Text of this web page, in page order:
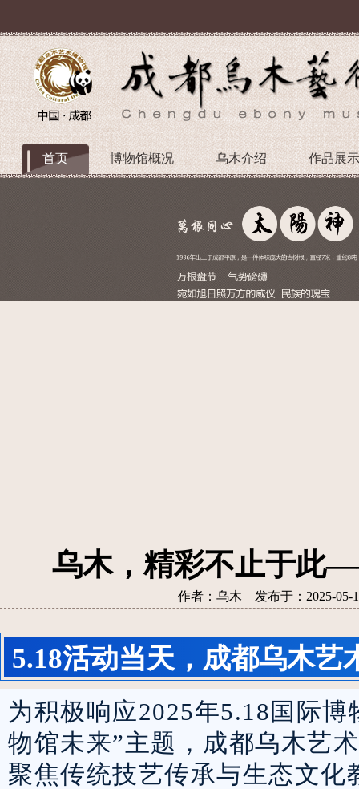
首页 博物馆概况 乌木介绍 作品展示
乌木，精彩不止于此
作者：乌木 发布于：2025-
5.18活动当天，成都乌木艺
为积极响应2025年5.18国际
物馆未来”主题，成都乌木艺
聚焦传统技艺传承与生态文